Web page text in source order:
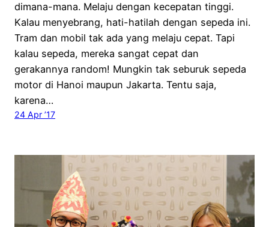
dimana-mana. Melaju dengan kecepatan tinggi.
Kalau menyebrang, hati-hatilah dengan sepeda ini.
Tram dan mobil tak ada yang melaju cepat. Tapi
kalau sepeda, mereka sangat cepat dan
gerakannya random! Mungkin tak seburuk sepeda
motor di Hanoi maupun Jakarta. Tentu saja,
karena…
24 Apr ’17